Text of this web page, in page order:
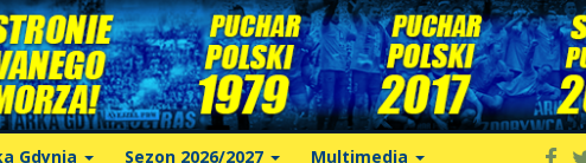
Gdynia Sezon 2026/2027 Multimedia